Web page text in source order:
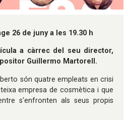
26 de juny a les 19.30 h
a càrrec del seu director,
Guillermo Martorell.
són quatre empleats en crisi
empresa de cosmètica i que
s'enfronten als seus propis